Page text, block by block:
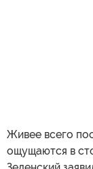
Живее всего
ощущаются в